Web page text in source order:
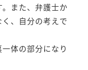
また、弁護士か
、自分の考えで
体の部分になり